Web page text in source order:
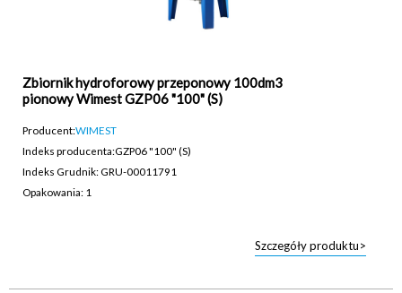
Zbiornik hydroforowy przeponowy 100dm3
pionowy Wimest GZP06 "100" (S)
Producent:WIMEST
Indeks producenta:GZP06 "100" (S)
Indeks Grudnik: GRU-00011791
Opakowania: 1
Szczegóły produktu>